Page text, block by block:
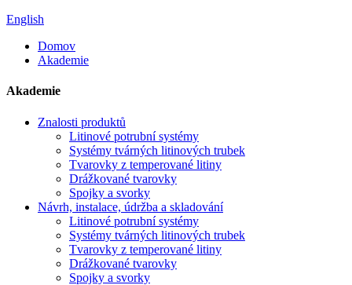
English
Domov
Akademie
Akademie
Znalosti produktů
Litinové potrubní systémy
Systémy tvárných litinových trubek
Tvarovky z temperované litiny
Drážkované tvarovky
Spojky a svorky
Návrh, instalace, údržba a skladování
Litinové potrubní systémy
Systémy tvárných litinových trubek
Tvarovky z temperované litiny
Drážkované tvarovky
Spojky a svorky